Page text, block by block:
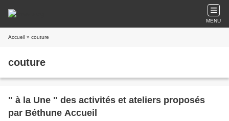
MENU
Accueil » couture
couture
" à la Une " des activités et ateliers proposés
par Béthune Accueil